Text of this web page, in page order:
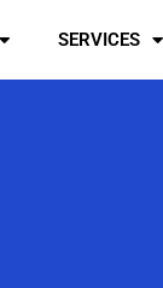
SERVICES